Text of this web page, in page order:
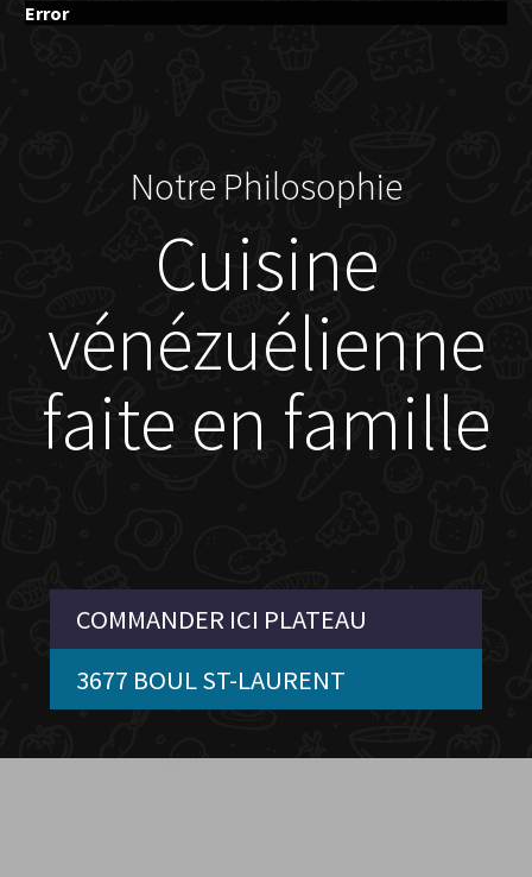
Error
Notre Philosophie
Cuisine
vénézuélienne
faite en famille
COMMANDER ICI PLATEAU
3677 BOUL ST-LAURENT